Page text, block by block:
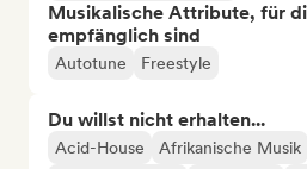
Musikalische Attribute, für
empfänglich sind
Autotune Freestyle
Du willst nicht erhalten...
Acid-House Afrikanische Musik